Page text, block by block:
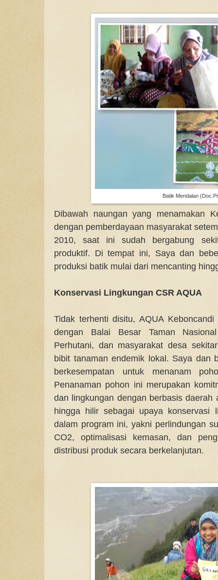
Batik Mendalan
Dibawah naungan yang menamakan
dengan pemberdayaan masyarakat
2010, saat ini sudah bergabung
produktif. Di tempat ini, Saya dan
produksi batik mulai dari mencanting
Konservasi Lingkungan CSR AQUA
Tidak terhenti disitu, AQUA
dengan Balai Besar Taman
Perhutani, dan masyarakat desa
bibit tanaman endemik lokal. Saya dan
berkesempatan untuk menanam
Penanaman pohon ini merupakan
dan lingkungan dengan berbasis
hingga hilir sebagai upaya konservasi
dalam program ini, yakni perlindungan
CO2, optimalisasi kemasan, dan
distribusi produk secara berkelanjutan.